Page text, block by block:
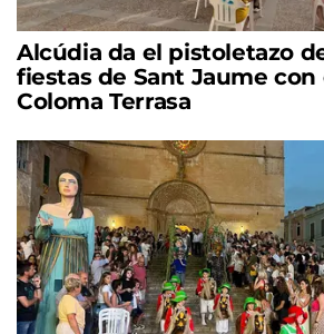
Alcúdia da el pistoletazo
fiestas de Sant Jaume
Coloma Terrasa